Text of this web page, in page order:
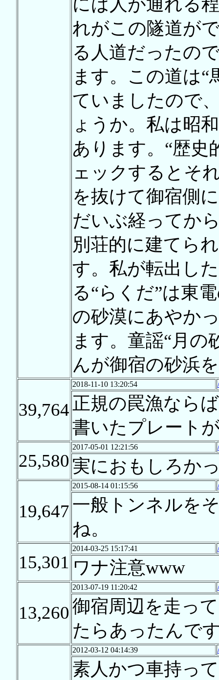
には人が通れる
れがこの隧道が
る人道だったの
ます。この道は“
ていましたので
ょうか。私は昭
あります。“歴史
ェックするとそ
を抜けて御宿側
だいぶ経ってか
別荘的に建てら
す。私が転出し
る“らくだ”は東
の砂漠にあやか
ます。童謡“月の
んが御宿の砂浜
39,764
2018-11-10 13:20:54
正規の罠漁なら
書いたプレート
25,580
2017-05-01 12:21:56
実におもしろか
19,647
2015-08-14 01:15:56
一般トンネルを
ね。
15,301
2014-03-25 15:17:41
ワナ注意www
13,260
2013-07-19 11:20:42
御宿周辺を走っ
たらあったんで
2012-03-12 04:14:39
素人かつ車持っ